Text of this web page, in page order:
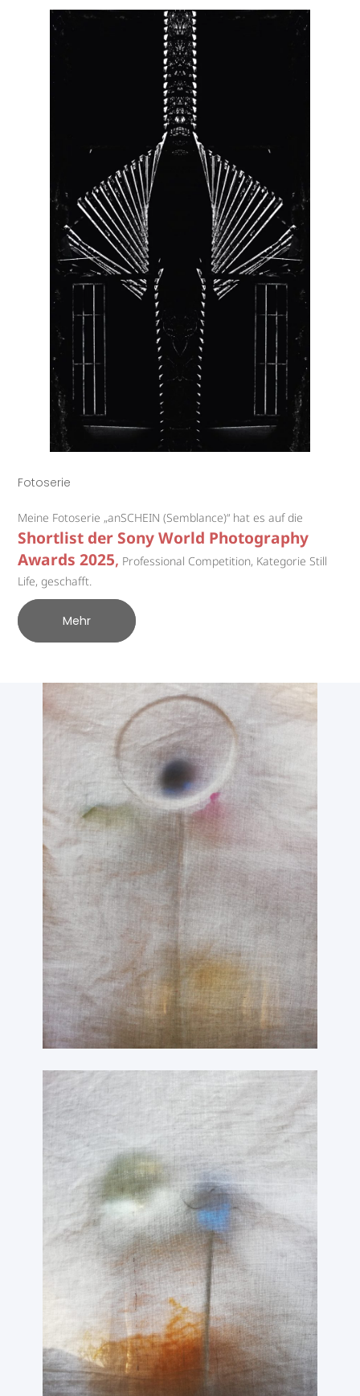
Fotoserie
Meine Fotoserie „anSCHEIN (Semblance)“ hat es auf die
Shortlist der Sony World Photography
Awards 2025, Professional Competition, Kategorie Still
Life, geschafft.
Mehr